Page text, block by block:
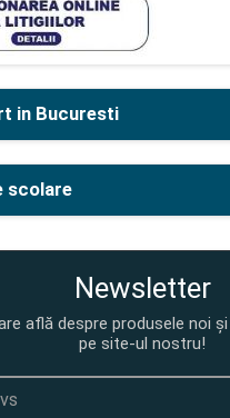
in Bucuresti
scolare
Newsletter
află despre produsele noi
pe site-ul nostru!